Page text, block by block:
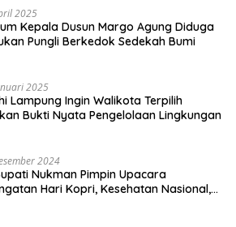
2025
Kepala Dusun Margo Agung Diduga
Pungli Berkedok Sedekah Bumi
2025
Lampung Ingin Walikota Terpilih
Bukti Nyata Pengelolaan Lingkungan
2024
Nukman Pimpin Upacara
Hari Kopri, Kesehatan Nasional,